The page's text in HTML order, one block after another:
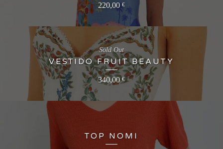
220,00€
VESTIDO FRUIT BEAUTY
340,00€
Sold Out
TOP NOMI